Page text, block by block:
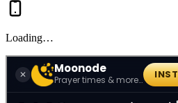
Loading…